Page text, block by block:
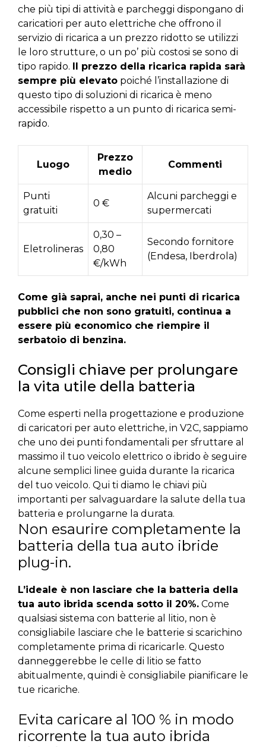
che più tipi di attività e parcheggi dispongano di
caricatiori per auto elettriche che offrono il
servizio di ricarica a un prezzo ridotto se utilizzi
le loro strutture, o un po’ più costosi se sono di
tipo rapido.
Il prezzo della ricarica rapida sarà
sempre più elevato poiché l’installazione di
questo tipo di soluzioni di ricarica è meno
accessibile rispetto a un punto di ricarica semi-
rapido.
Luogo
Prezzo
medio
Commenti
Punti
gratuiti
0 €
Alcuni parcheggi e
supermercati
Eletrolineras
0,30 –
0,80
€/kWh
Secondo fornitore
(Endesa, Iberdrola)
Come già saprai, anche nei punti di ricarica
pubblici che non sono gratuiti, continua a
essere più economico che riempire il
serbatoio di benzina.
Consigli chiave per prolungare
la vita utile della batteria
Come esperti nella progettazione e produzione
di caricatori per auto elettriche, in V2C, sappiamo
che uno dei punti fondamentali per sfruttare al
massimo il tuo veicolo elettrico o ibrido è seguire
alcune semplici linee guida durante la ricarica
del tuo veicolo. Qui ti diamo le chiavi più
importanti per salvaguardare la salute della tua
batteria e prolungarne la durata.
Non esaurire completamente la
batteria della tua auto ibride
plug-in.
L’ideale è non lasciare che la batteria della
tua auto ibrida scenda sotto il 20%. Come
qualsiasi sistema con batterie al litio, non è
consigliabile lasciare che le batterie si scarichino
completamente prima di ricaricarle. Questo
danneggerebbe le celle di litio se fatto
abitualmente, quindi è consigliabile pianificare le
tue ricariche.
Evita caricare al 100 % in modo
ricorrente la tua auto ibrida